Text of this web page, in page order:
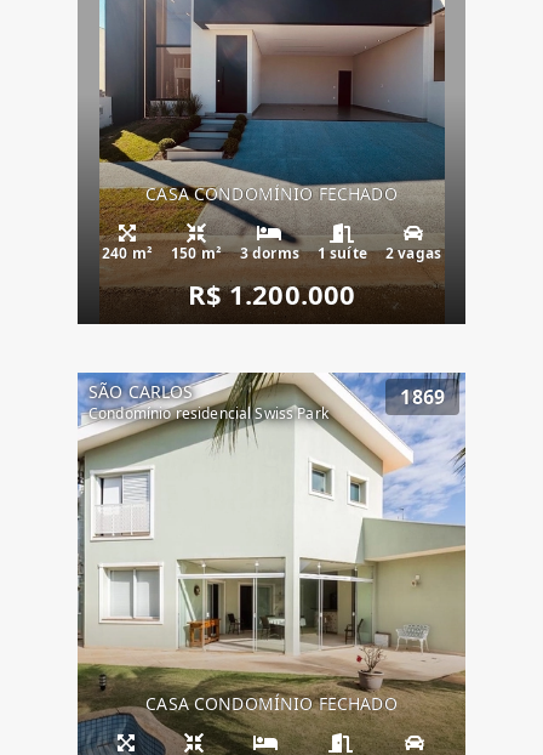
CASA CONDOMÍNIO FECHADO
240 m² 150 m² 3 dorms 1 suíte 2 vagas
R$ 1.200.000
SÃO CARLOS
Condomínio residencial Swiss Park
1869
CASA CONDOMÍNIO FECHADO